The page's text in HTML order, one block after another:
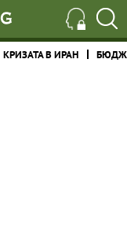
КРИЗАТА В ИРАН